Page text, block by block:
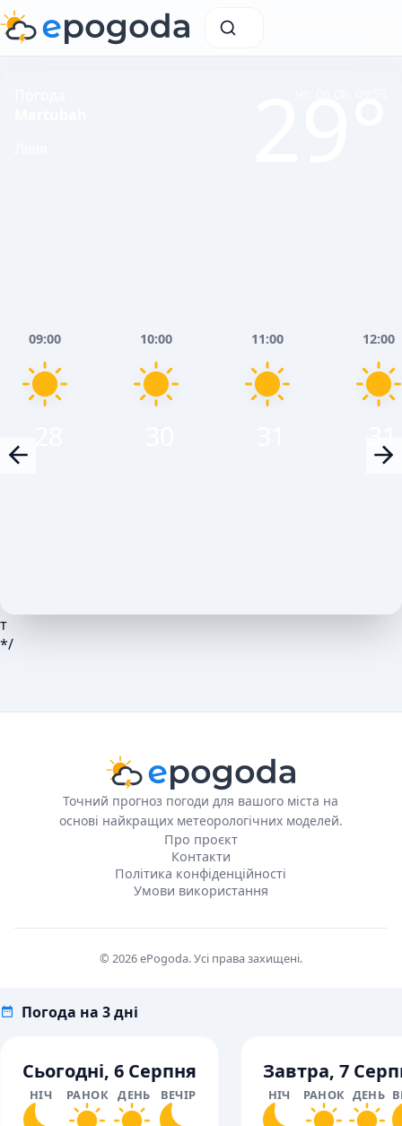
09:00 10:00 11:00 12:00
т
*/
Точний прогноз погоди для вашого міста на
основі найкращих метеорологічних моделей.
Про проєкт
Контакти
Політика конфіденційності
Умови використання
© 2026 ePogoda. Усі права захищені.
Погода на 3 дні
Сьогодні, 6 Серпня
НІЧ РАНОК ДЕНЬ ВЕЧІР
Завтра, 7
НІЧ РАНОК ДЕНЬ